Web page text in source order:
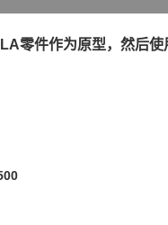
零件作为原型，然后